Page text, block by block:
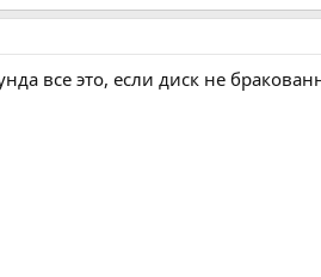
все это, если диск не